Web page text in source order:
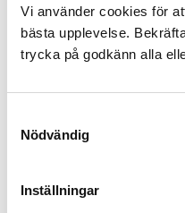
Vi använder cookies för
bästa upplevelse.
trycka på godkänn alla
Nödvändig
Inställningar
Lägg först
välj sedan
Beställningsvara